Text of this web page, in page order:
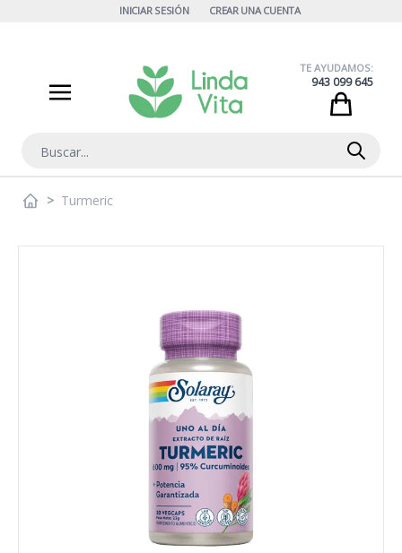
INICIAR SESIÓN CREAR UNA CUENTA
Buscar
TE AYUDAMOS:
943 099 645
> Turmeric